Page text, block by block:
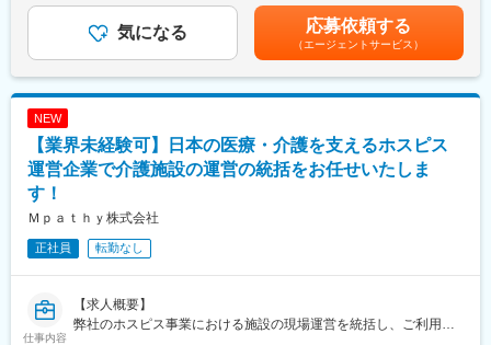
変更の範囲：会社の定める業務
・事業計画の立案／立案支援と進捗管理（財務・KPI数値の管理設
計と管理を含む）
・新規事業開発／サービス開発およびその立ち上げ・運営
・取締役会や経営会議等の重要経営会議体の運営、その他、経営
企画関連の業務・事業責任者の支援全般
■ポピンズグループについて：
創業から変わらず「働く女性を支援する」というミッションを掲
本報告書では、「第2創業期」において私たちが目指す未来への羅
針盤である「中期経営計画2030」を核として、独自のビジネスモ
のため、残業手当の支給はありません。賃金はあくまでも目安の
金額であり、選考を通じて上下する可能性があります。月給(月額)
は固定手当を含めた表記です。
気になる 応募依頼する
（エージェントサービス）
NEW
【業界未経験可】日本の医療・介護を支えるホスピス
運営企業で介護施設の運営の統括をお任せいたしま
す！
Ｍｐａｔｈｙ株式会社
正社員 転勤なし
仕事内容
【求人概要】
弊社のホスピス事業における施設の現場運営を統括し、ご利用者